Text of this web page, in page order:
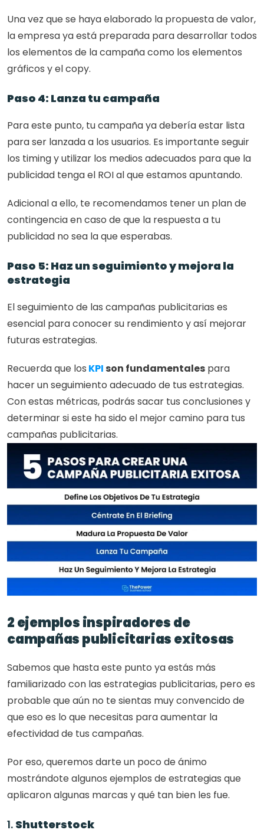
Una vez que se haya elaborado la propuesta de valor,
la empresa ya está preparada para desarrollar todos
los elementos de la campaña como los elementos
gráficos y el copy.
Paso 4: Lanza tu campaña
Para este punto, tu campaña ya debería estar lista
para ser lanzada a los usuarios. Es importante seguir
los timing y utilizar los medios adecuados para que la
publicidad tenga el ROI al que estamos apuntando.
Adicional a ello, te recomendamos tener un plan de
contingencia en caso de que la respuesta a tu
publicidad no sea la que esperabas.
Paso 5: Haz un seguimiento y mejora la
estrategia
El seguimiento de las campañas publicitarias es
esencial para conocer su rendimiento y así mejorar
futuras estrategias.
Recuerda que los KPI son fundamentales para
hacer un seguimiento adecuado de tus estrategias.
Con estas métricas, podrás sacar tus conclusiones y
determinar si este ha sido el mejor camino para tus
campañas publicitarias.
2 ejemplos inspiradores de
campañas publicitarias exitosas
Sabemos que hasta este punto ya estás más
familiarizado con las estrategias publicitarias, pero es
probable que aún no te sientas muy convencido de
que eso es lo que necesitas para aumentar la
efectividad de tus campañas.
Por eso, queremos darte un poco de ánimo
mostrándote algunos ejemplos de estrategias que
aplicaron algunas marcas y qué tan bien les fue.
1. Shutterstock